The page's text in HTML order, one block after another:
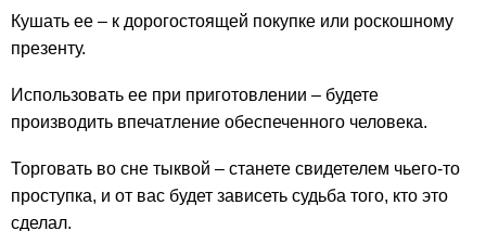
Кушать ее – к дорогостоящей покупке или роскошному
презенту.
Использовать ее при приготовлении – будете
производить впечатление обеспеченного человека.
Торговать во сне тыквой – станете свидетелем чьего-то
проступка, и от вас будет зависеть судьба того, кто это
сделал.